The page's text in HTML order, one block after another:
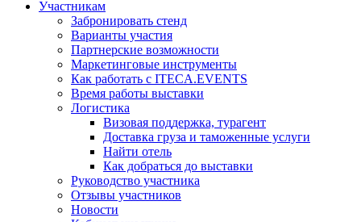
Участникам
Забронировать стенд
Варианты участия
Партнерские возможности
Маркетинговые инструменты
Как работать с ITECA.EVENTS
Время работы выставки
Логистика
Визовая поддержка, турагент
Доставка груза и таможенные услуги
Найти отель
Как добраться до выставки
Руководство участника
Отзывы участников
Новости